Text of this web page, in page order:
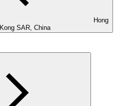
Kong SAR, China